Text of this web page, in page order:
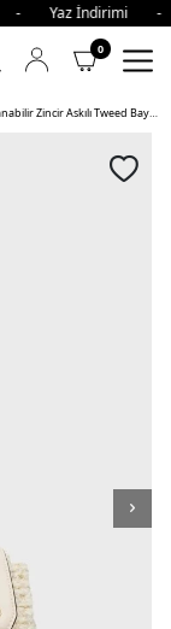
Yaz
0
Guess Everlee Logolu Ayarlanabilir Zincir Askılı Tweed Bayan Çanta IVO